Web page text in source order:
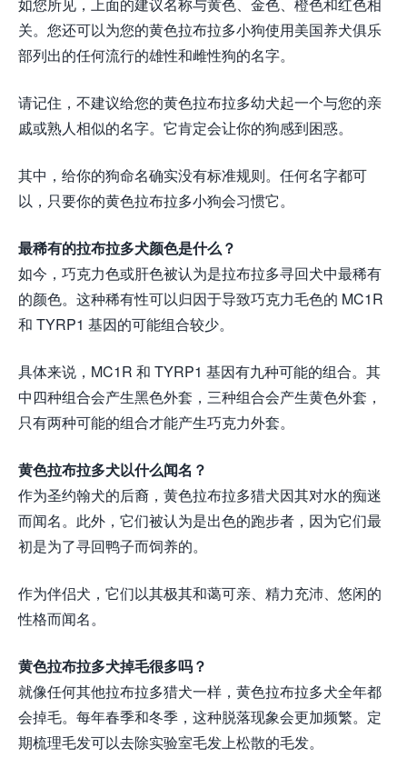
如您所见，上面的建议名称与黄色、金色、橙色和红色相
关。您还可以为您的黄色拉布拉多小狗使用美国养犬俱乐
部列出的任何流行的雄性和雌性狗的名字。
请记住，不建议给您的黄色拉布拉多幼犬起一个与您的亲
戚或熟人相似的名字。它肯定会让你的狗感到困惑。
其中，给你的狗命名确实没有标准规则。任何名字都可
以，只要你的黄色拉布拉多小狗会习惯它。
最稀有的拉布拉多犬颜色是什么？
如今，巧克力色或肝色被认为是拉布拉多寻回犬中最稀有
的颜色。这种稀有性可以归因于导致巧克力毛色的 MC1R
和 TYRP1 基因的可能组合较少。
具体来说，MC1R 和 TYRP1 基因有九种可能的组合。其
中四种组合会产生黑色外套，三种组合会产生黄色外套，
只有两种可能的组合才能产生巧克力外套。
黄色拉布拉多犬以什么闻名？
作为圣约翰犬的后裔，黄色拉布拉多猎犬因其对水的痴迷
而闻名。此外，它们被认为是出色的跑步者，因为它们最
初是为了寻回鸭子而饲养的。
作为伴侣犬，它们以其极其和蔼可亲、精力充沛、悠闲的
性格而闻名。
黄色拉布拉多犬掉毛很多吗？
就像任何其他拉布拉多猎犬一样，黄色拉布拉多犬全年都
会掉毛。每年春季和冬季，这种脱落现象会更加频繁。定
期梳理毛发可以去除实验室毛发上松散的毛发。